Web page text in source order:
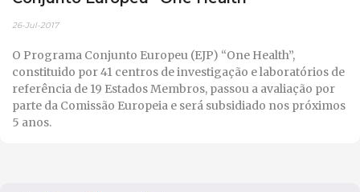
26-Jul-2017
O Programa Conjunto Europeu (EJP) “One Health”,
constituido por 41 centros de investigação e laboratórios de
referência de 19 Estados Membros, passou a avaliação por
parte da Comissão Europeia e será subsidiado nos próximos
5 anos.